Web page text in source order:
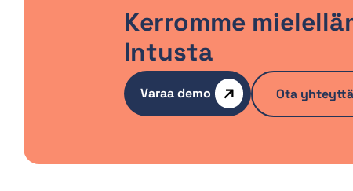
Kerromme
Intusta
Varaa demo Ota yhteyttä